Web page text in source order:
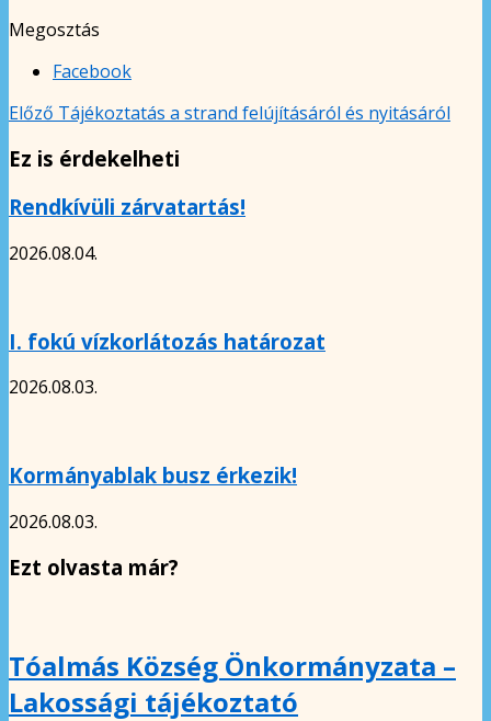
Megosztás
Facebook
Előző Tájékoztatás a strand felújításáról és nyitásáról
Ez is érdekelheti
Rendkívüli zárvatartás!
2026.08.04.
I. fokú vízkorlátozás határozat
2026.08.03.
Kormányablak busz érkezik!
2026.08.03.
Ezt olvasta már?
Tóalmás Község Önkormányzata –
Lakossági tájékoztató